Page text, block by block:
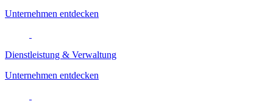
Unternehmen entdecken
Dienstleistung & Verwaltung
Unternehmen entdecken